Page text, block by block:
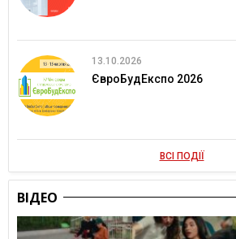
13.10.2026
ЄвроБудЕкспо 2026
ВСІ ПОДІЇ
ВІДЕО